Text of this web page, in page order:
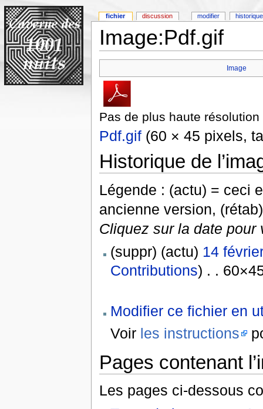
Image:Pdf.gif
Image
Pas de plus haute
Pdf.gif(60 × 45 pixels,
Historique de
Légende : (actu) = ceci
ancienne version,
Cliquez sur la date pour
(suppr) (actu) 14
Contributions) . .
Modifier ce fichier en
Voir les instructions
Pages contenant
Les pages ci-dessous
fichier discussion modifier historique